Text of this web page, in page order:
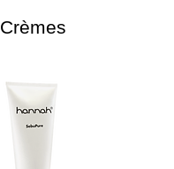
Crèmes